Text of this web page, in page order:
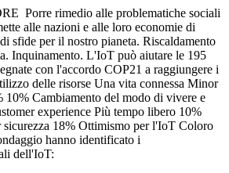
Porre rimedio alle problematiche sociali
alle nazioni e alle loro economie di
sfide per il nostro pianeta. Riscaldamento
Inquinamento. L'IoT può aiutare le 195
con l'accordo COP21 a raggiungere i
delle risorse Una vita connessa Minor
10% Cambiamento del modo di vivere e
experience Più tempo libero 10%
18% Ottimismo per l'IoT Coloro
hanno identificato i
dell'IoT: